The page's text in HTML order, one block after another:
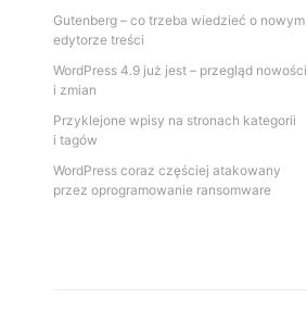
Gutenberg – co trzeba wiedzieć o nowym
edytorze treści
WordPress 4.9 już jest – przegląd nowości
i zmian
Przyklejone wpisy na stronach kategorii
i tagów
WordPress coraz częściej atakowany
przez oprogramowanie ransomware